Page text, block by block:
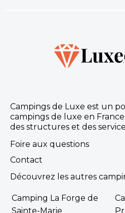
Campings de Luxe est un
campings de luxe en
des structures et des
Foire aux questions
Contact
Découvrez les autres
Camping La Forge de
Sainte-Marie